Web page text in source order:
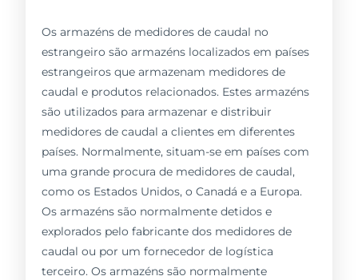
Os armazéns de medidores de caudal no
estrangeiro são armazéns localizados em países
estrangeiros que armazenam medidores de
caudal e produtos relacionados. Estes armazéns
são utilizados para armazenar e distribuir
medidores de caudal a clientes em diferentes
países. Normalmente, situam-se em países com
uma grande procura de medidores de caudal,
como os Estados Unidos, o Canadá e a Europa.
Os armazéns são normalmente detidos e
explorados pelo fabricante dos medidores de
caudal ou por um fornecedor de logística
terceiro. Os armazéns são normalmente